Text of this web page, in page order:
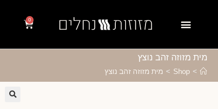
0
מית מזוזה זהב נוצץ
>
Shop
> מית מזוזה זהב נוצץ